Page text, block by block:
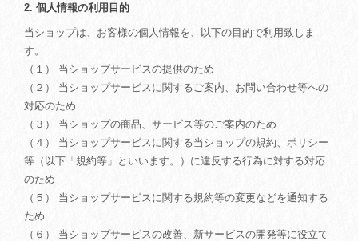
2. 個人情報の利用目的
当ショップは、お客様の個人情報を、以下の目的で利用致しま
す。
（１） 当ショップサービスの提供のため
（２） 当ショップサービスに関するご案内、お問い合わせ等への
対応のため
（３） 当ショップの商品、サービス等のご案内のため
（４） 当ショップサービスに関する当ショップの規約、ポリシー
等（以下「規約等」といいます。）に違反する行為に対する対応
のため
（５） 当ショップサービスに関する規約等の変更などを通知する
ため
（６） 当ショップサービスの改善、新サービスの開発等に役立て